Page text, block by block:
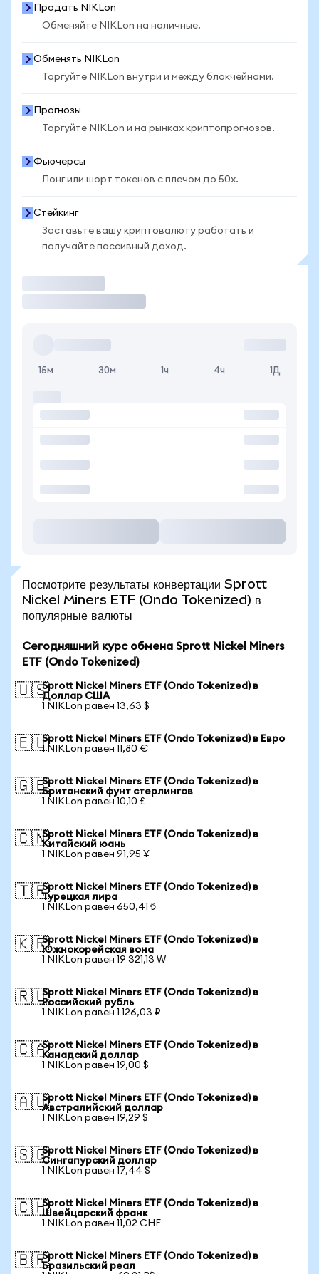
Продать NIKLon
Обменяйте NIKLon на наличные.
Обменять NIKLon
Торгуйте NIKLon внутри и между блокчейнами.
Прогнозы
Торгуйте NIKLon и на рынках криптопрогнозов.
Фьючерсы
Лонг или шорт токенов с плечом до 50x.
Стейкинг
Заставьте вашу криптовалюту работать и
получайте пассивный доход.
15м 30м 1ч 4ч 1Д
Посмотрите результаты конвертации Sprott
Nickel Miners ETF (Ondo Tokenized) в
популярные валюты
Сегодняшний курс обмена Sprott Nickel Miners
ETF (Ondo Tokenized)
🇺🇸Sprott Nickel Miners ETF (Ondo Tokenized) в
Доллар США
1 NIKLon равен 13,63 $
🇪🇺Sprott Nickel Miners ETF (Ondo Tokenized) в Евро
1 NIKLon равен 11,80 €
🇬🇧Sprott Nickel Miners ETF (Ondo Tokenized) в
Британский фунт стерлингов
1 NIKLon равен 10,10 £
🇨🇳Sprott Nickel Miners ETF (Ondo Tokenized) в
Китайский юань
1 NIKLon равен 91,95 ¥
🇹🇷Sprott Nickel Miners ETF (Ondo Tokenized) в
Турецкая лира
1 NIKLon равен 650,41 ₺
🇰🇷Sprott Nickel Miners ETF (Ondo Tokenized) в
Южнокорейская вона
1 NIKLon равен 19 321,13 ₩
🇷🇺Sprott Nickel Miners ETF (Ondo Tokenized) в
Российский рубль
1 NIKLon равен 1 126,03 ₽
🇨🇦Sprott Nickel Miners ETF (Ondo Tokenized) в
Канадский доллар
1 NIKLon равен 19,00 $
🇦🇺Sprott Nickel Miners ETF (Ondo Tokenized) в
Австралийский доллар
1 NIKLon равен 19,29 $
🇸🇬Sprott Nickel Miners ETF (Ondo Tokenized) в
Сингапурский доллар
1 NIKLon равен 17,44 $
🇨🇭Sprott Nickel Miners ETF (Ondo Tokenized) в
Швейцарский франк
1 NIKLon равен 11,02 CHF
🇧🇷Sprott Nickel Miners ETF (Ondo Tokenized) в
Бразильский реал